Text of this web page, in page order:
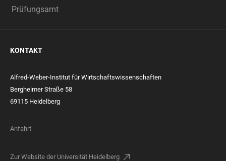
Prüfungsamt
KONTAKT
Alfred-Weber-Institut für Wirtschaftswissenschaften
Bergheimer Straße 58
69115 Heidelberg
Anfahrt
Zur Website der Universität Heidelberg